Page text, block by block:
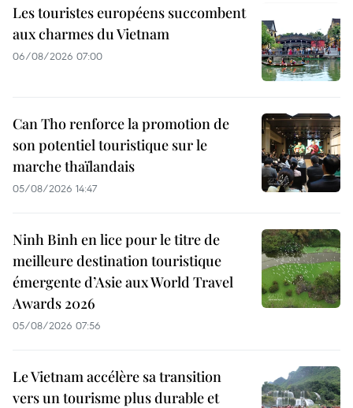
Les touristes européens succombent
aux charmes du Vietnam
06/08/2026 07:00
Can Tho renforce la promotion de
son potentiel touristique sur le
marche thaïlandais
05/08/2026 14:47
Ninh Binh en lice pour le titre de
meilleure destination touristique
émergente d’Asie aux World Travel
Awards 2026
05/08/2026 07:56
Le Vietnam accélère sa transition
vers un tourisme plus durable et